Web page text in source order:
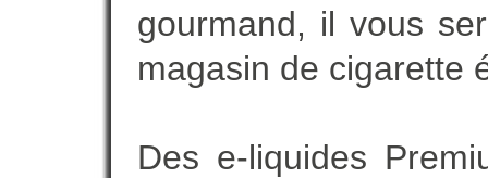
gourmand, il vous
magasin de cigarette
Des e-liquides